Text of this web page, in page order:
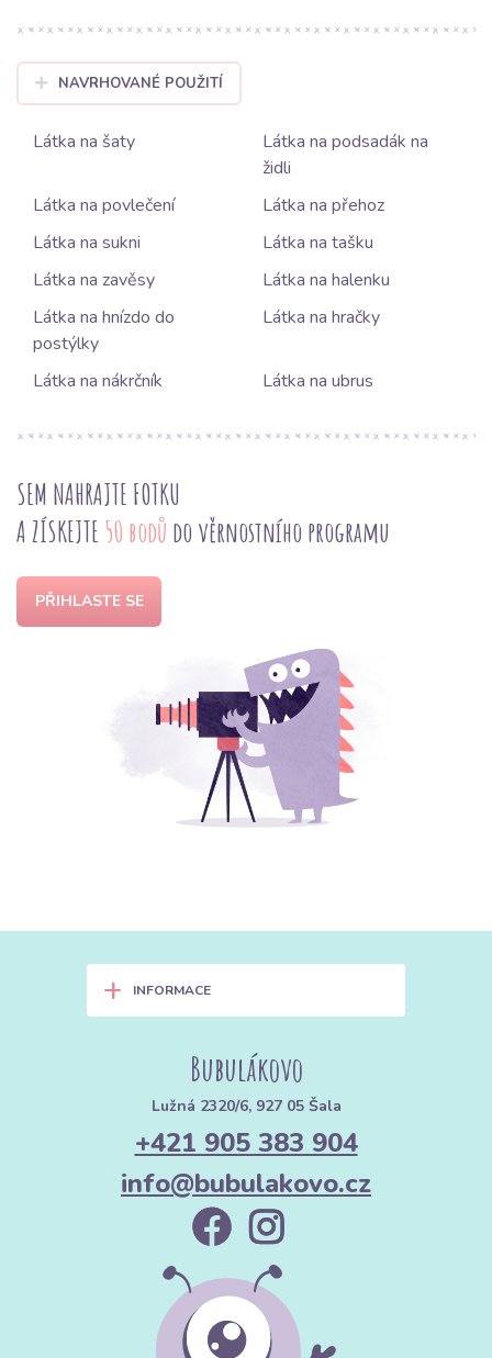
NAVRHOVANÉ POUŽITÍ
Látka na šaty
Látka na podsadák na
židli
Látka na povlečení
Látka na přehoz
Látka na sukni
Látka na tašku
Látka na zavěsy
Látka na halenku
Látka na hnízdo do
postýlky
Látka na hračky
Látka na nákrčník Látka na ubrus
SEM NAHRAJTE FOTKU
A ZÍSKEJTE 50 bodů do věrnostního programu
PŘIHLASTE SE
+ INFORMACE
Bubulákovo
Lužná 2320/6, 927 05 Šala
+421 905 383 904
info@bubulakovo.cz